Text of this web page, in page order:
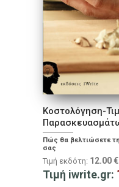
Κοστολόγηση-
Πώς θα βελτιώσετε
σας
Τιμή εκδότη: 12.00 €
Τιμή iwrite.gr: